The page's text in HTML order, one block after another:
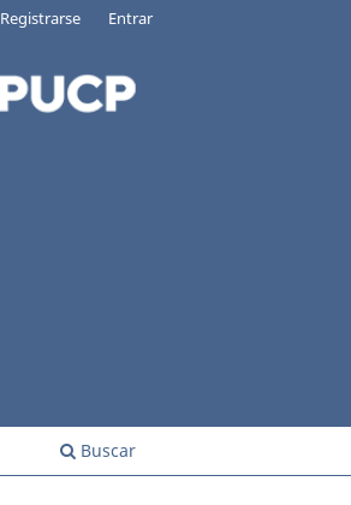
Buscar
Registrarse Entrar